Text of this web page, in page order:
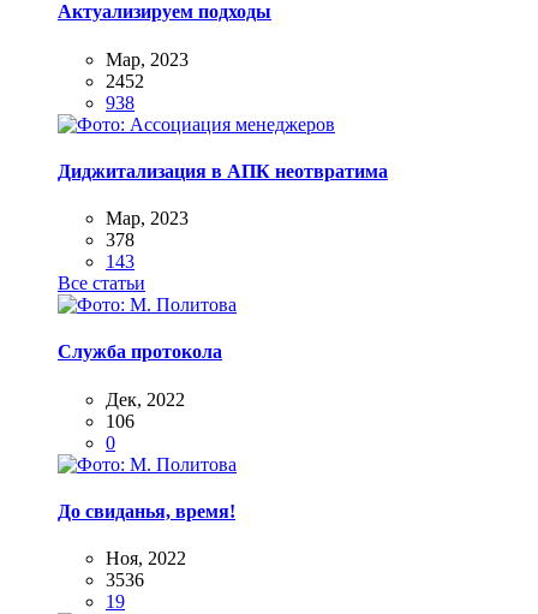
Актуализируем подходы
Мар, 2023
2452
938
Диджитализация в АПК неотвратима
Мар, 2023
378
143
Все статьи
Служба протокола
Дек, 2022
106
0
До свиданья, время!
Ноя, 2022
3536
19